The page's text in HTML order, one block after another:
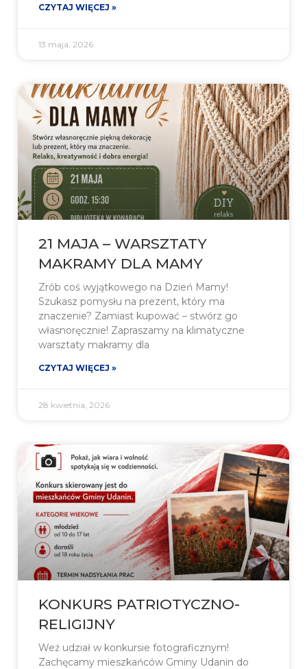
CZYTAJ WIĘCEJ »
13 maja, 2026
21 MAJA – WARSZTATY
MAKRAMY DLA MAMY
Zrób coś wyjątkowego na Dzień Mamy!
Szukasz pomysłu na prezent, który ma
znaczenie? Zamiast kupować – stwórz go
własnoręcznie! Zapraszamy na klimatyczne
warsztaty makramy dla
CZYTAJ WIĘCEJ »
28 kwietnia, 2026
KONKURS PATRIOTYCZNO-
RELIGIJNY
Weź udział w konkursie fotograficznym!
Zachęcamy mieszkańców Gminy Udanin do